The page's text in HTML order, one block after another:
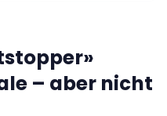
– aber nicht